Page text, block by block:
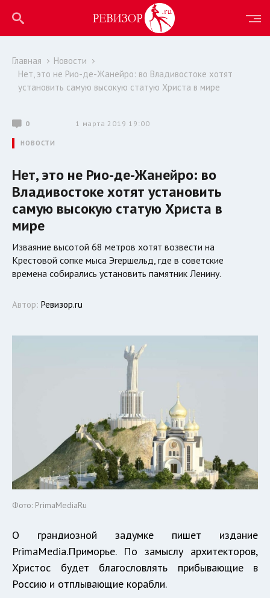
Главная
Новости
Нет, это не Рио-де-Жанейро: во Владивостоке хотят
установить самую высокую статую Христа в мире
0 1 марта 2019 19:00
НОВОСТИ
Нет, это не Рио-де-Жанейро: во
Владивостоке хотят установить
самую высокую статую Христа в
мире
Изваяние высотой 68 метров хотят возвести на
Крестовой сопке мыса Эгершельд, где в советские
времена собирались установить памятник Ленину.
Автор: Ревизор.ru
Фото: PrimaMediaRu
О грандиозной задумке пишет издание
PrimaMedia.Приморье. По замыслу архитекторов,
Христос будет благословлять прибывающие в
Россию и отплывающие корабли.